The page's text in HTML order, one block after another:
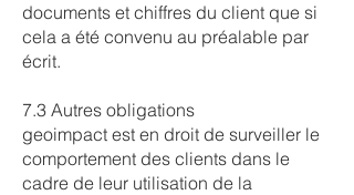
documents et chiffres du client que si
cela a été convenu au préalable par
écrit.
7.3 Autres obligations
geoimpact est en droit de surveiller le
comportement des clients dans le
cadre de leur utilisation de la